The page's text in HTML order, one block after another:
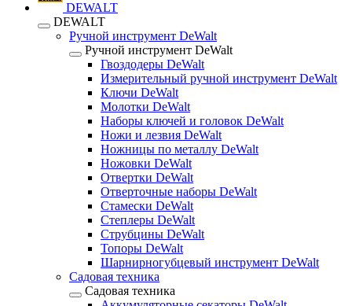
DEWALT
DEWALT
Ручной инструмент DeWalt
Ручной инструмент DeWalt
Гвоздодеры DeWalt
Измерительный ручной инструмент DeWalt
Ключи DeWalt
Молотки DeWalt
Наборы ключей и головок DeWalt
Ножи и лезвия DeWalt
Ножницы по металлу DeWalt
Ножовки DeWalt
Отвертки DeWalt
Отверточные наборы DeWalt
Стамески DeWalt
Степлеры DeWalt
Струбцины DeWalt
Топоры DeWalt
Шарнирногубцевый инструмент DeWalt
Садовая техника
Садовая техника